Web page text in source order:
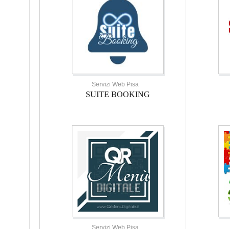
Servizi Web Pisa
SUITE BOOKING
Servizi Web Pisa